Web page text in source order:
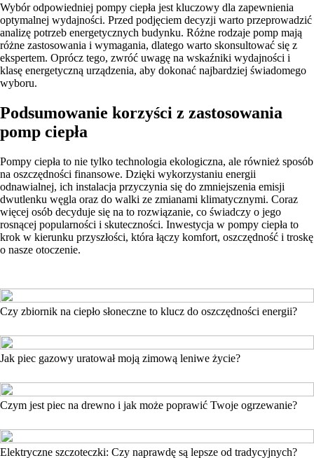
Wybór odpowiedniej pompy ciepła jest kluczowy dla zapewnienia
optymalnej wydajności. Przed podjęciem decyzji warto przeprowadzić
analizę potrzeb energetycznych budynku. Różne rodzaje pomp mają
różne zastosowania i wymagania, dlatego warto skonsultować się z
ekspertem. Oprócz tego, zwróć uwagę na wskaźniki wydajności i
klasę energetyczną urządzenia, aby dokonać najbardziej świadomego
wyboru.
Podsumowanie korzyści z zastosowania
pomp ciepła
Pompy ciepła to nie tylko technologia ekologiczna, ale również sposób
na oszczędności finansowe. Dzięki wykorzystaniu energii
odnawialnej, ich instalacja przyczynia się do zmniejszenia emisji
dwutlenku węgla oraz do walki ze zmianami klimatycznymi. Coraz
więcej osób decyduje się na to rozwiązanie, co świadczy o jego
rosnącej popularności i skuteczności. Inwestycja w pompy ciepła to
krok w kierunku przyszłości, która łączy komfort, oszczędność i troskę
o nasze otoczenie.
Czy zbiornik na ciepło słoneczne to klucz do oszczędności energii?
Jak piec gazowy uratował moją zimową leniwe życie?
Czym jest piec na drewno i jak może poprawić Twoje ogrzewanie?
Elektryczne szczoteczki: Czy naprawdę są lepsze od tradycyjnych?